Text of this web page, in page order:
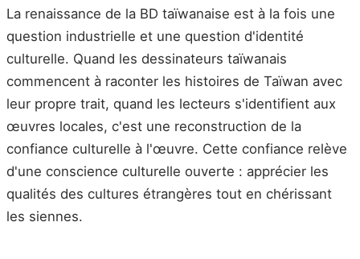
La renaissance de la BD taïwanaise est à la fois une
question industrielle et une question d'identité
culturelle. Quand les dessinateurs taïwanais
commencent à raconter les histoires de Taïwan avec
leur propre trait, quand les lecteurs s'identifient aux
œuvres locales, c'est une reconstruction de la
confiance culturelle à l'œuvre. Cette confiance relève
d'une conscience culturelle ouverte : apprécier les
qualités des cultures étrangères tout en chérissant
les siennes.